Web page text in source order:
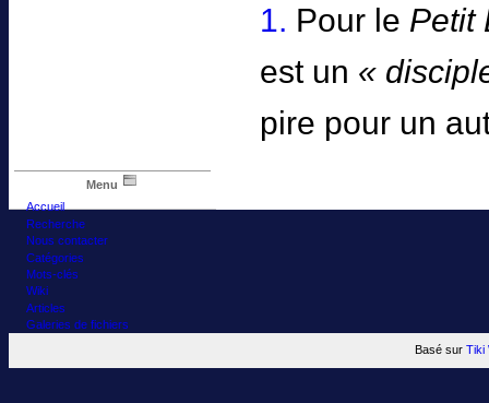
1. Pour le Petit
est un «
pire pour un
Menu
Accueil
Recherche
Nous contacter
Catégories
Mots-clés
Wiki
Articles
Galeries de fichiers
Basé sur Tiki